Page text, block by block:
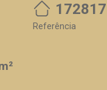
172817
Referência